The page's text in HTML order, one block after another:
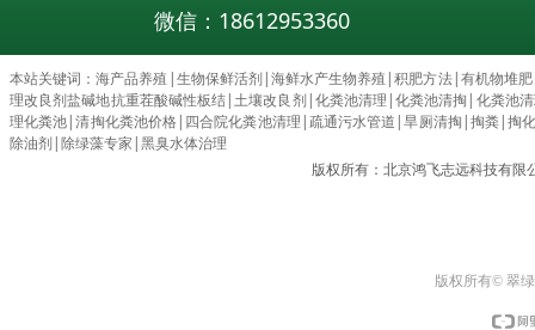
微信：18612953360
本站关键词：海产品养殖 |生物保鲜活剂|海鲜水产生物养殖 |积肥方法|有机物堆肥
理改良剂盐碱地抗重茬酸碱性板结|土壤改良剂|化粪池清理 |化粪池清掏 | 化粪池
理化粪池|清掏化粪池价格| 四合院化粪池清理 |疏通污水管道 |旱厕清掏 |掏粪|掏
除油剂|除绿藻专家 |黑臭水体治理
版权所有：北京鸿飞志远科技有
版权所有© 翠